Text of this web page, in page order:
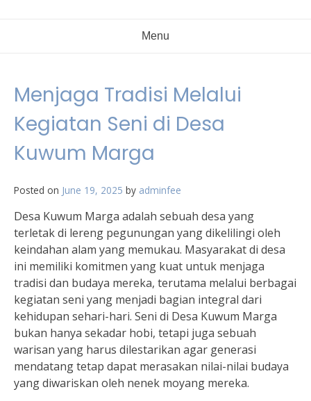
Menu
Menjaga Tradisi Melalui
Kegiatan Seni di Desa
Kuwum Marga
Posted on June 19, 2025 by adminfee
Desa Kuwum Marga adalah sebuah desa yang
terletak di lereng pegunungan yang dikelilingi oleh
keindahan alam yang memukau. Masyarakat di desa
ini memiliki komitmen yang kuat untuk menjaga
tradisi dan budaya mereka, terutama melalui berbagai
kegiatan seni yang menjadi bagian integral dari
kehidupan sehari-hari. Seni di Desa Kuwum Marga
bukan hanya sekadar hobi, tetapi juga sebuah
warisan yang harus dilestarikan agar generasi
mendatang tetap dapat merasakan nilai-nilai budaya
yang diwariskan oleh nenek moyang mereka.